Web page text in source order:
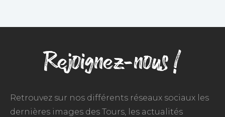
Rejoignez-nous !
Retrouvez sur nos différents réseaux sociaux les
dernières images des Tours, les actualités